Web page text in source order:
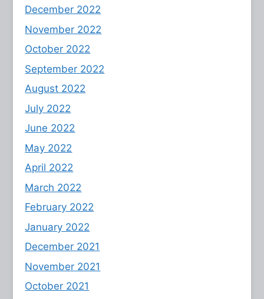
December 2022
November 2022
October 2022
September 2022
August 2022
July 2022
June 2022
May 2022
April 2022
March 2022
February 2022
January 2022
December 2021
November 2021
October 2021